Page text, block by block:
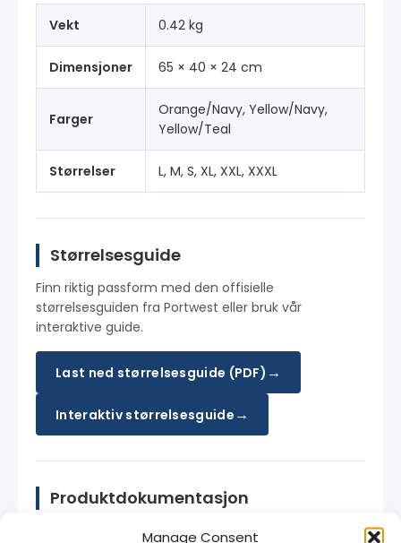
Manage Consent
Vekt 0.42 kg
Dimensjoner 65 × 40 × 24 cm
Farger
Orange/Navy, Yellow/Navy,
Yellow/Teal
Størrelser L, M, S, XL, XXL, XXXL
Størrelsesguide
Finn riktig passform med den offisielle
størrelsesguiden fra Portwest eller bruk vår
interaktive guide.
Last ned størrelsesguide (PDF) →
Interaktiv størrelsesguide →
Produktdokumentasjon
Nyttige dokumenter for faglig bruk, merking og